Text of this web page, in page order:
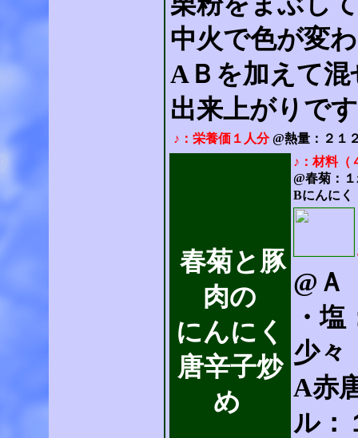
中火で色が変
AＢを加えて
出来上がりで
♪：栄養価１人分 @熱量：２１
春菊と豚
肉の
にんにく
唐辛子炒
め
♪：材料（
@春菊：
Bにんにく
@Ａ
・
少々
A赤
ル：